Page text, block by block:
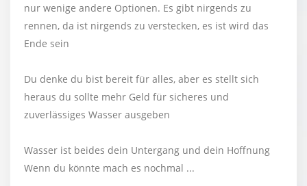
nur wenige andere Optionen. Es gibt nirgends zu
rennen, da ist nirgends zu verstecken, es ist wird das
Ende sein
Du denke du bist bereit für alles, aber es stellt sich
heraus du sollte mehr Geld für sicheres und
zuverlässiges Wasser ausgeben
Wasser ist beides dein Untergang und dein Hoffnung
Wenn du könnte mach es nochmal ...